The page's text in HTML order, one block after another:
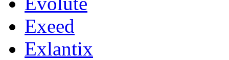
Exeed
Exlantix